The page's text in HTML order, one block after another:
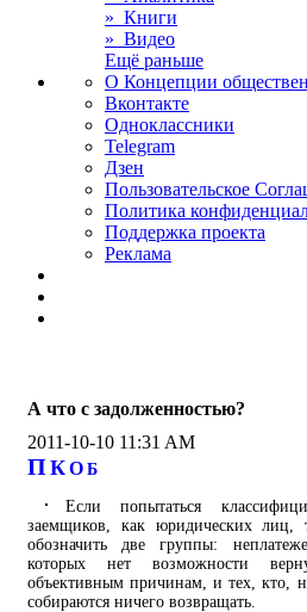
» Книги
» Видео
Ещё раньше
О Концепции
Вконтакте
Одноклассники
Telegram
Дзен
Пользовательское
Политика
Поддержка проекта
Реклама
А что с задолженностью?
2011-10-10 11:31 AM
ПКО Б
Если попытаться
заемщиков, как юридических
обозначить две группы:
которых нет возможности
объективным причинам, и тех, кто,
собираются ничего возвращать.